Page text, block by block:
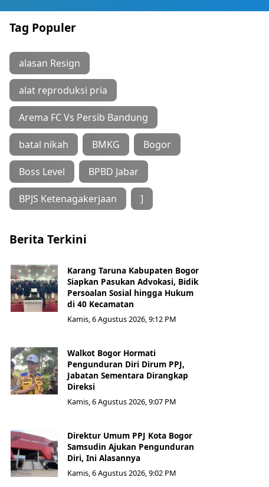
Tag Populer
alasan Resign
alat reproduksi pria
Arema FC Vs Persib Bandung
batal nikah BMKG Bogor
Boss Level BPBD Jabar
BPJS Ketenagakerjaan ]
Berita Terkini
Karang Taruna Kabupaten Bogor
Siapkan Pasukan Advokasi, Bidik
Persoalan Sosial hingga Hukum
di 40 Kecamatan
Kamis, 6 Agustus 2026, 9:12 PM
Walkot Bogor Hormati
Pengunduran Diri Dirum PPJ,
Jabatan Sementara Dirangkap
Direksi
Kamis, 6 Agustus 2026, 9:07 PM
Direktur Umum PPJ Kota Bogor
Samsudin Ajukan Pengunduran
Diri, Ini Alasannya
Kamis, 6 Agustus 2026, 9:02 PM